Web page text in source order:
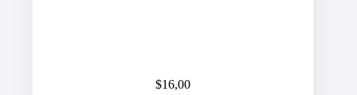
$16,00